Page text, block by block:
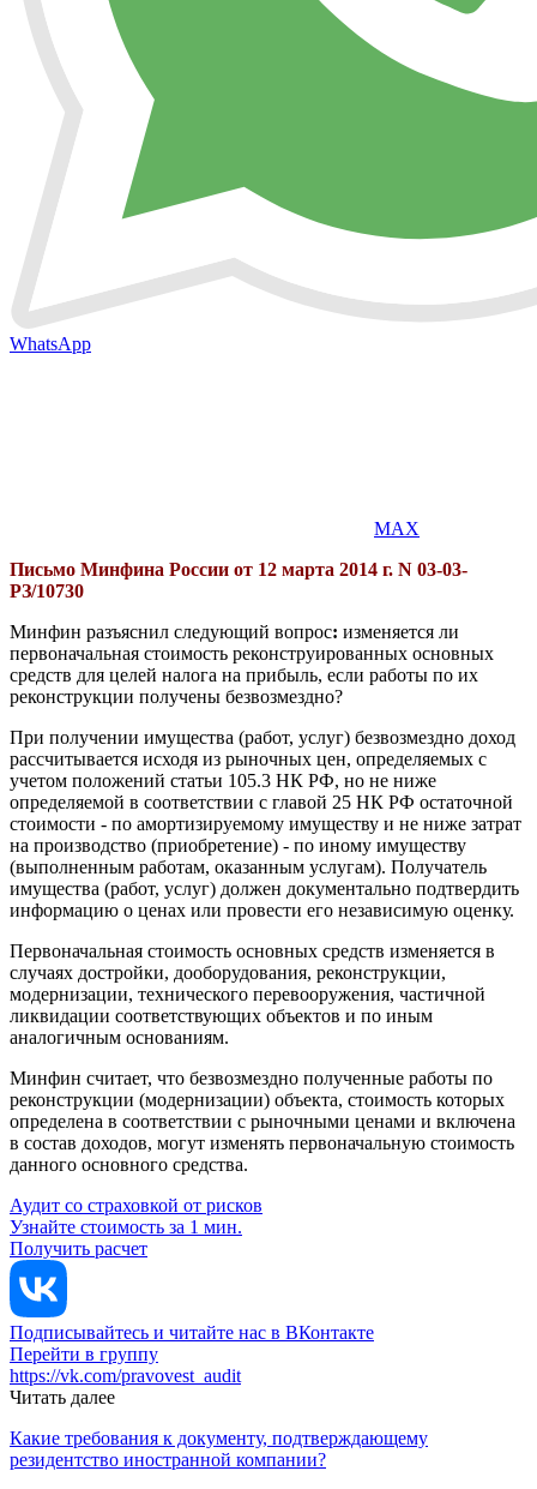
WhatsApp
MAX
Письмо Минфина России от 12 марта 2014 г. N 03-03-
РЗ/10730
Минфин разъяснил следующий вопрос: изменяется ли
первоначальная стоимость реконструированных основных
средств для целей налога на прибыль, если работы по их
реконструкции получены безвозмездно?
При получении имущества (работ, услуг) безвозмездно доход
рассчитывается исходя из рыночных цен, определяемых с
учетом положений статьи 105.3 НК РФ, но не ниже
определяемой в соответствии с главой 25 НК РФ остаточной
стоимости - по амортизируемому имуществу и не ниже затрат
на производство (приобретение) - по иному имуществу
(выполненным работам, оказанным услугам). Получатель
имущества (работ, услуг) должен документально подтвердить
информацию о ценах или провести его независимую оценку.
Первоначальная стоимость основных средств изменяется в
случаях достройки, дооборудования, реконструкции,
модернизации, технического перевооружения, частичной
ликвидации соответствующих объектов и по иным
аналогичным основаниям.
Минфин считает, что безвозмездно полученные работы по
реконструкции (модернизации) объекта, стоимость которых
определена в соответствии с рыночными ценами и включена
в состав доходов, могут изменять первоначальную стоимость
данного основного средства.
Аудит со страховкой от рисков
Узнайте стоимость за 1 мин.
Получить расчет
Подписывайтесь и читайте нас в ВКонтакте
Перейти в группу
https://vk.com/pravovest_audit
Читать далее
Какие требования к документу, подтверждающему
резидентство иностранной компании?